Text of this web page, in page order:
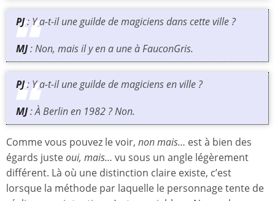
PJ: Y a-t-il une guilde de magiciens dans cette ville ?
MJ: Non, mais il y en a une à FauconGris.
PJ: Y a-t-il une guilde de magiciens en ville ?
MJ: À Berlin en 1982 ? Non.
Comme vous pouvez le voir, non mais… est à bien des
égards justeoui, mais… vu sous un angle légèrement
différent. Là où une distinction claire existe, c’est
lorsque la méthode par laquelle le personnage tente de